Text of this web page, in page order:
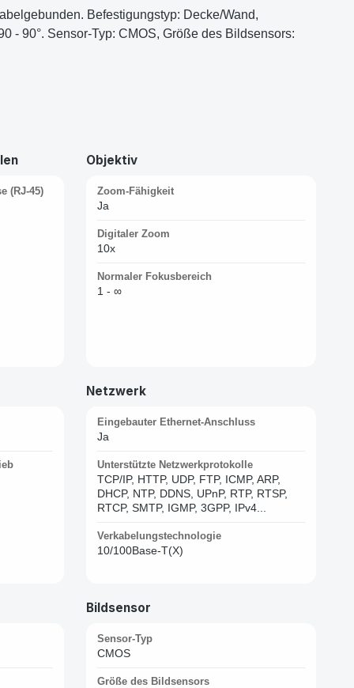
Befestigungstyp: Decke/Wand,
- 90°. Sensor-Typ: CMOS, Größe des Bildsensors:
(RJ-45)
Objektiv
Zoom-Fähigkeit
Ja
Digitaler Zoom
10x
Normaler Fokusbereich
1 - ∞
Netzwerk
Eingebauter Ethernet-Anschluss
Ja
Unterstützte Netzwerkprotokolle
TCP/IP, HTTP, UDP, FTP, ICMP, ARP,
DHCP, NTP, DDNS, UPnP, RTP, RTSP,
RTCP, SMTP, IGMP, 3GPP, IPv4...
Verkabelungstechnologie
10/100Base-T(X)
Bildsensor
Sensor-Typ
CMOS
Größe des Bildsensors